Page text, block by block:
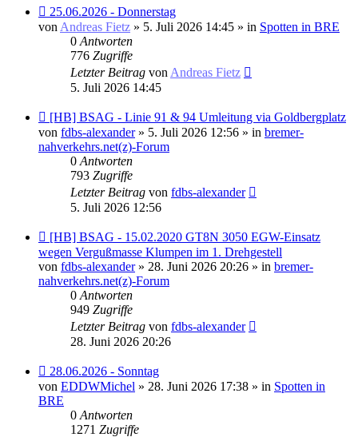
Neuer
Beitrag
25.06.2026 - Donnerstag
von Andreas Fietz » 5. Juli 2026 14:45 » in Spotten in BRE
0 Antworten
776 Zugriffe
Letzter Beitrag von Andreas Fietz
5. Juli 2026 14:45
Neuer
Beitrag
[HB] BSAG - Linie 91 & 94 Umleitung via Goldbergplatz
von fdbs-alexander» 5. Juli 2026 12:56 » in bremer-
nahverkehrs.net(z)-Forum
0 Antworten
793 Zugriffe
Letzter Beitrag von fdbs-alexander
5. Juli 2026 12:56
Neuer
Beitrag
[HB] BSAG - 15.02.2020 GT8N 3050 EGW-Einsatz
wegen Vergußmasse Klumpen im 1. Drehgestell
von fdbs-alexander» 28. Juni 2026 20:26 » in bremer-
nahverkehrs.net(z)-Forum
0 Antworten
949 Zugriffe
Letzter Beitrag von fdbs-alexander
28. Juni 2026 20:26
Neuer
Beitrag
28.06.2026 - Sonntag
von EDDWMichel » 28. Juni 2026 17:38 » in Spotten in
BRE
0 Antworten
1271 Zugriffe